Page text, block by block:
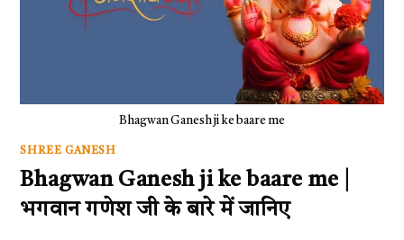
Bhagwan Ganesh ji ke baare me
SHREE GANESH
Bhagwan Ganesh ji ke baare me |
भगवान गणेश जी के बारे में जानिए